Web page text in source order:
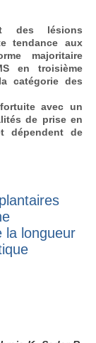
des lésions
tendance aux
majoritaire
en troisième
catégorie des
avec un
de prise en
dépendent de
la longueur